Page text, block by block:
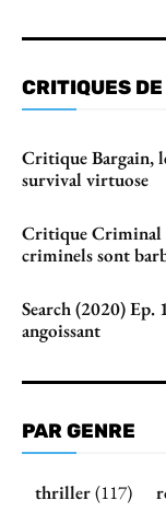
CRITIQUES
Critique Bargain,
survival virtuose
Critique Criminal
criminels sont
Search (2020)
angoissant
PAR GENRE
thriller(117)